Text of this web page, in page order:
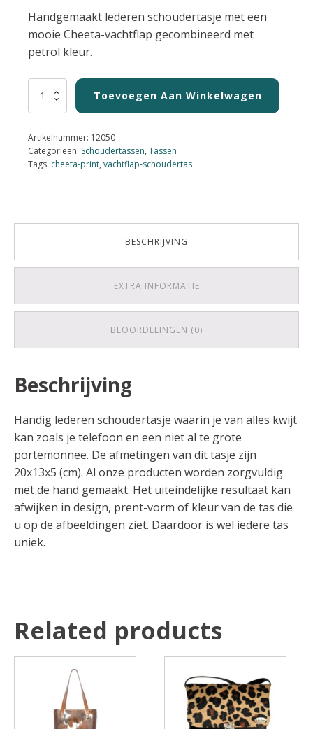
Handgemaakt lederen schoudertasje met een
mooie Cheeta-vachtflap gecombineerd met
petrol kleur.
Schoudertas
met
flap
aantal
Toevoegen Aan Winkelwagen
Artikelnummer: 12050
Categorieën: Schoudertassen, Tassen
Tags: cheeta-print, vachtflap-schoudertas
BESCHRIJVING
EXTRA INFORMATIE
BEOORDELINGEN (0)
Beschrijving
Handig lederen schoudertasje waarin je van alles kwijt
kan zoals je telefoon en een niet al te grote
portemonnee. De afmetingen van dit tasje zijn
20x13x5 (cm). Al onze producten worden zorgvuldig
met de hand gemaakt. Het uiteindelijke resultaat kan
afwijken in design, prent-vorm of kleur van de tas die
u op de afbeeldingen ziet. Daardoor is wel iedere tas
uniek.
Related products